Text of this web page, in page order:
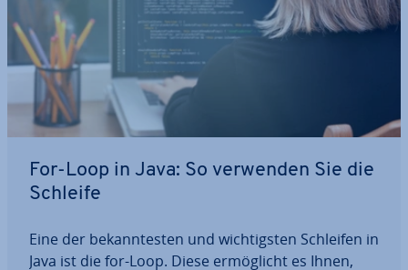
For-Loop in Java: So verwenden Sie die
Schleife
Eine der be­kann­tes­ten und wich­tigs­ten Schleifen in
Java ist die for-Loop. Diese er­mög­licht es Ihnen,